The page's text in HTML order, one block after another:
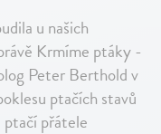
u našich
Krmíme ptáky -
Peter Berthold v
ptačích stavů
přátele